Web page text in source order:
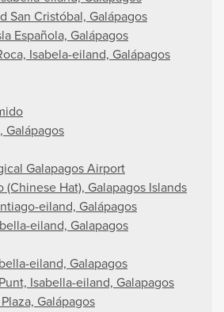
San Cristóbal, Galápagos
Española, Galápagos
Isabela-eiland, Galápagos
Galápagos
Galapagos Airport
(Chinese Hat), Galapagos Islands
eiland, Galápagos
eiland, Galapagos
eiland, Galapagos
Isabella-eiland, Galapagos
Galápagos